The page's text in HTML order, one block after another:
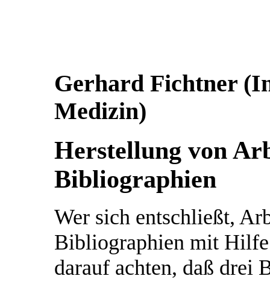
Gerhard Fichtner
Medizin)
Herstellung von
Bibliographien
Wer sich entschließt,
Bibliographien mit
darauf achten, daß drei